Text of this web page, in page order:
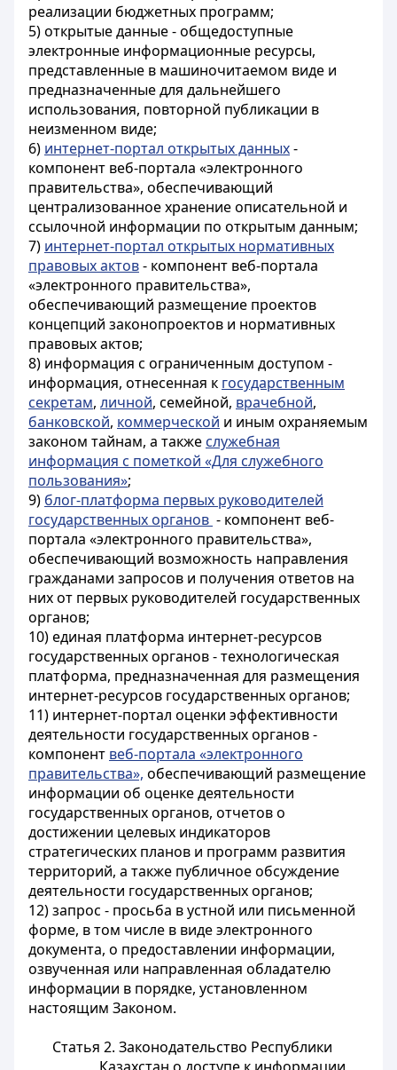
реализации бюджетных программ;
5) открытые данные - общедоступные
электронные информационные ресурсы,
представленные в машиночитаемом виде и
предназначенные для дальнейшего
использования, повторной публикации в
неизменном виде;
6) интернет-портал открытых данных-
компонент веб-портала «электронного
правительства», обеспечивающий
централизованное хранение описательной и
ссылочной информации по открытым данным;
7) интернет-портал открытых нормативных
правовых актов- компонент веб-портала
«электронного правительства»,
обеспечивающий размещение проектов
концепций законопроектов и нормативных
правовых актов;
8) информация с ограниченным доступом -
информация, отнесенная к государственным
секретам, личной, семейной, врачебной,
банковской, коммерческой и иным охраняемым
законом тайнам, а также служебная
информация с пометкой «Для служебного
пользования»;
9) блог-платформа первых руководителей
государственных органов - компонент веб-
портала «электронного правительства»,
обеспечивающий возможность направления
гражданами запросов и получения ответов на
них от первых руководителей государственных
органов;
10) единая платформа интернет-ресурсов
государственных органов - технологическая
платформа, предназначенная для размещения
интернет-ресурсов государственных органов;
11) интернет-портал оценки эффективности
деятельности государственных органов -
компонент веб-портала «электронного
правительства», обеспечивающий размещение
информации об оценке деятельности
государственных органов, отчетов о
достижении целевых индикаторов
стратегических планов и программ развития
территорий, а также публичное обсуждение
деятельности государственных органов;
12) запрос - просьба в устной или письменной
форме, в том числе в виде электронного
документа, о предоставлении информации,
озвученная или направленная обладателю
информации в порядке, установленном
настоящим Законом.
Статья 2. Законодательство Республики